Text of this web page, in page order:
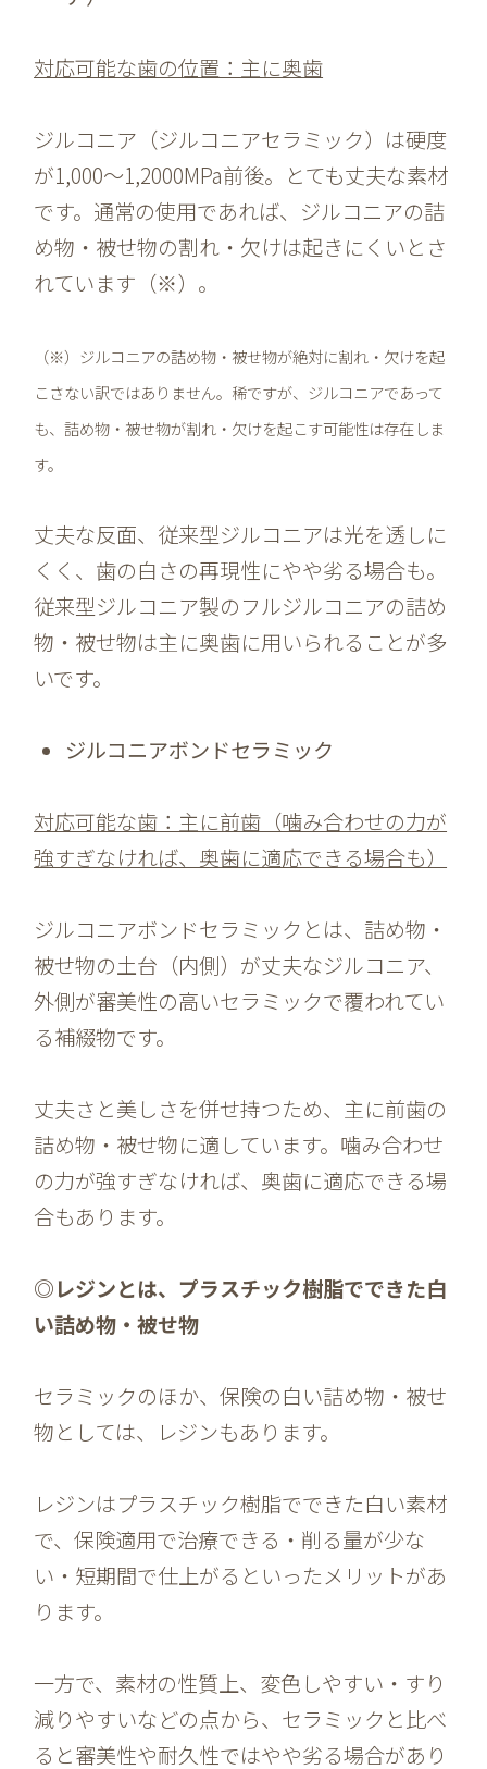
対応可能な歯の位置：主に奥歯
ジルコニア（ジルコニアセラミック）は硬度
が1,000～1,2000MPa前後。とても丈夫な素材
です。通常の使用であれば、ジルコニアの詰
め物・被せ物の割れ・欠けは起きにくいとさ
れています（※）。
（※）ジルコニアの詰め物・被せ物が絶対に割れ・欠けを起
こさない訳ではありません。稀ですが、ジルコニアであって
も、詰め物・被せ物が割れ・欠けを起こす可能性は存在しま
す。
丈夫な反面、従来型ジルコニアは光を透しに
くく、歯の白さの再現性にやや劣る場合も。
従来型ジルコニア製のフルジルコニアの詰め
物・被せ物は主に奥歯に用いられることが多
いです。
ジルコニアボンドセラミック
対応可能な歯：主に前歯（噛み合わせの力が
強すぎなければ、奥歯に適応できる場合も）
ジルコニアボンドセラミックとは、詰め物・
被せ物の土台（内側）が丈夫なジルコニア、
外側が審美性の高いセラミックで覆われてい
る補綴物です。
丈夫さと美しさを併せ持つため、主に前歯の
詰め物・被せ物に適しています。噛み合わせ
の力が強すぎなければ、奥歯に適応できる場
合もあります。
◎レジンとは、プラスチック樹脂でできた白
い詰め物・被せ物
セラミックのほか、保険の白い詰め物・被せ
物としては、レジンもあります。
レジンはプラスチック樹脂でできた白い素材
で、保険適用で治療できる・削る量が少な
い・短期間で仕上がるといったメリットがあ
ります。
一方で、素材の性質上、変色しやすい・すり
減りやすいなどの点から、セラミックと比べ
ると審美性や耐久性ではやや劣る場合があり